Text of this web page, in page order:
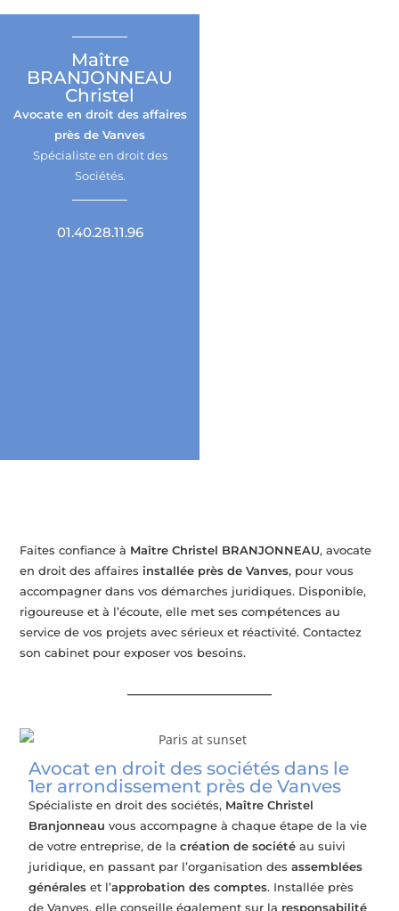
Maître
BRANJONNEAU
Christel
Avocate en droit des affaires
près de Vanves
Spécialiste en droit des
Sociétés.
01.40.28.11.96
Faites confiance à Maître Christel BRANJONNEAU, avocate
en droit des affaires installée près de Vanves, pour vous
accompagner dans vos démarches juridiques. Disponible,
rigoureuse et à l’écoute, elle met ses compétences au
service de vos projets avec sérieux et réactivité. Contactez
son cabinet pour exposer vos besoins.
Avocat en droit des sociétés dans le
1er arrondissement près de Vanves
Spécialiste en droit des sociétés, Maître Christel
Branjonneau vous accompagne à chaque étape de la vie
de votre entreprise, de lacréation de société au suivi
juridique, en passant par l’organisation desassemblées
générales et l’approbation des comptes. Installée près
de Vanves, elle conseille également sur la responsabilité